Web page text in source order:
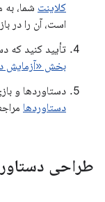
کلاینت شما، به
است، آن را در
تأیید کنید که
بخش «آزمایش
دستاوردها و
دستاوردها
طراحی